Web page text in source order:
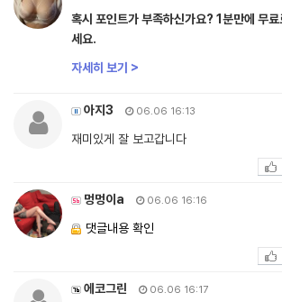
혹시 포인트가 부족하신가요? 1분만에 무
세요.
자세히 보기 >
아지3 06.06 16:13
재미있게 잘 보고갑니다
멍멍이a 06.06 16:16
댓글내용 확인
에코그린 06.06 16:17